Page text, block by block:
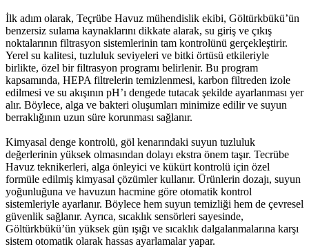
İlk adım olarak, Teçrübe Havuz mühendislik ekibi, Göltürkbükü’ün
benzersiz sulama kaynaklarını dikkate alarak, su giriş ve çıkış
noktalarının filtrasyon sistemlerinin tam kontrolünü gerçekleştirir.
Yerel su kalitesi, tuzluluk seviyeleri ve bitki örtüsü etkileriyle
birlikte, özel bir filtrasyon programı belirlenir. Bu program
kapsamında, HEPA filtrelerin temizlenmesi, karbon filtreden izole
edilmesi ve su akışının pH’ı dengede tutacak şekilde ayarlanması yer
alır. Böylece, alga ve bakteri oluşumları minimize edilir ve suyun
berraklığının uzun süre korunması sağlanır.
Kimyasal denge kontrolü, göl kenarındaki suyun tuzluluk
değerlerinin yüksek olmasından dolayı ekstra önem taşır. Tecrübe
Havuz teknikerleri, alga önleyici ve kükürt kontrolü için özel
formüle edilmiş kimyasal çözümler kullanır. Ürünlerin dozajı, suyun
yoğunluğuna ve havuzun hacmine göre otomatik kontrol
sistemleriyle ayarlanır. Böylece hem suyun temizliği hem de çevresel
güvenlik sağlanır. Ayrıca, sıcaklık sensörleri sayesinde,
Göltürkbükü’ün yüksek gün ışığı ve sıcaklık dalgalanmalarına karşı
sistem otomatik olarak hassas ayarlamalar yapar.